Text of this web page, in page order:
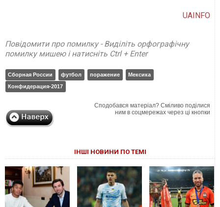
UAINFO
Повідомити про помилку - Виділіть орфографічну
помилку мишею і натисніть Ctrl + Enter
Сборная России футбол поражение
Мексика
Конфидерация-2017
Сподобався матеріал? Сміливо поділися
ним в соцмережах через ці кнопки
ІНШІ НОВИНИ ПО ТЕМІ